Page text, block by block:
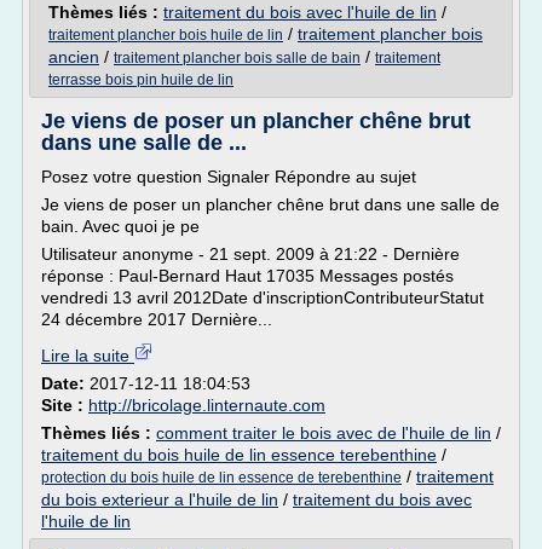
Thèmes liés : traitement du bois avec l'huile de lin /
traitement plancher bois huile de lin / traitement plancher bois
ancien / traitement plancher bois salle de bain / traitement
terrasse bois pin huile de lin
Je viens de poser un plancher chêne brut
dans une salle de ...
Posez votre question Signaler Répondre au sujet
Je viens de poser un plancher chêne brut dans une salle de
bain. Avec quoi je pe
Utilisateur anonyme - 21 sept. 2009 à 21:22 - Dernière
réponse : Paul-Bernard Haut 17035 Messages postés
vendredi 13 avril 2012Date d'inscriptionContributeurStatut
24 décembre 2017 Dernière...
Lire la suite
Date: 2017-12-11 18:04:53
Site : http://bricolage.linternaute.com
Thèmes liés : comment traiter le bois avec de l'huile de lin /
traitement du bois huile de lin essence terebenthine /
protection du bois huile de lin essence de terebenthine / traitement
du bois exterieur a l'huile de lin / traitement du bois avec
l'huile de lin